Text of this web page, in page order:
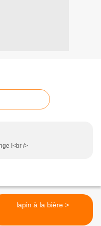
!<br />
lapin à la bière >